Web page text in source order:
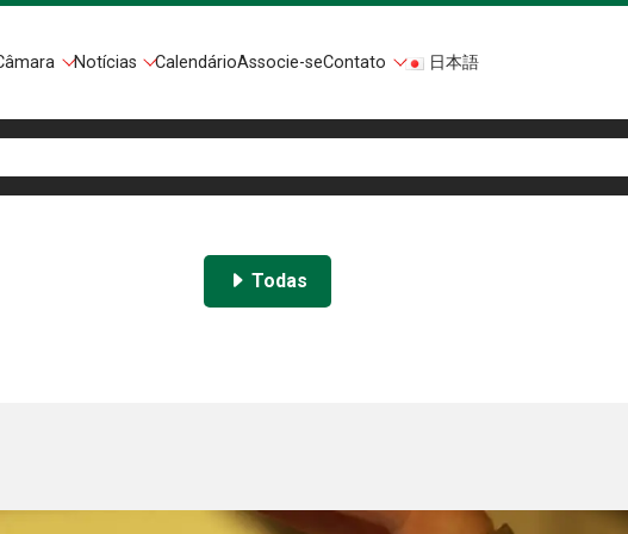
Notícias CalendárioAssocie-seContato 日本語
Todas